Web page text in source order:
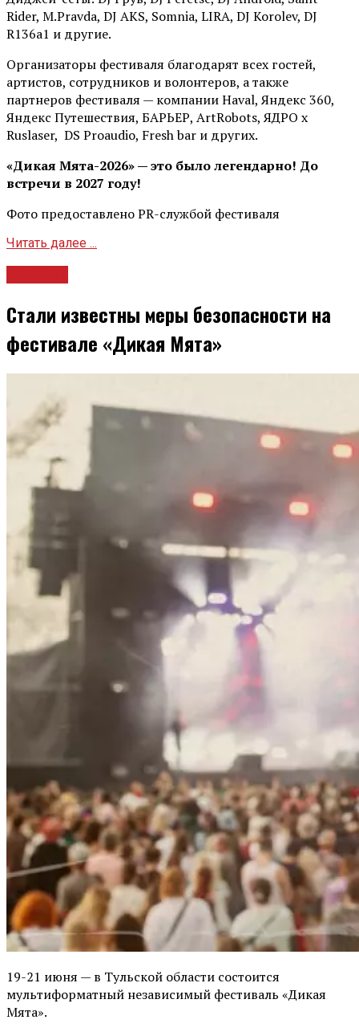
Rider, М.Pravda, DJ AKS, Somnia, LIRA, DJ Korolev, DJ
R136a1 и другие.
Организаторы фестиваля благодарят всех гостей,
артистов, сотрудников и волонтеров, а также
партнеров фестиваля — компании Haval, Яндекс 360,
Яндекс Путешествия, БАРЬЕР, ArtRobots, ЯДРО х
Ruslaser, DS Proaudio, Fresh bar и других.
«Дикая Мята-2026» — это было легендарно! До
встречи в 2027 году!
Фото предоставлено PR-службой фестиваля
Читать далее ...
Стали известны меры безопасности на
фестивале «Дикая Мята»
19-21 июня — в Тульской области состоится
мультиформатный независимый фестиваль «Дикая
Мята».